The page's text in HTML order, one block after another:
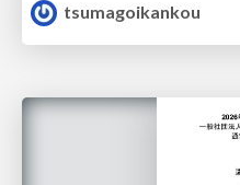
tsumagoikankou